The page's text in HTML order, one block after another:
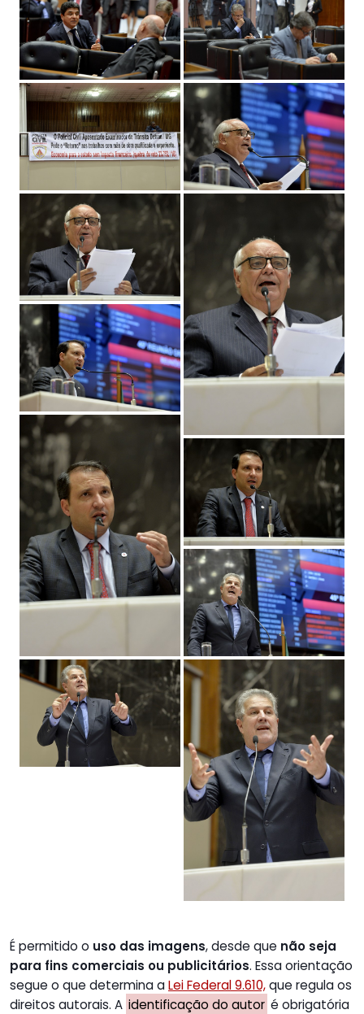
É permitido o uso das imagens, desde que não seja
para fins comerciais ou publicitários. Essa orientação
segue o que determina aLei Federal 9.610,que regula os
direitos autorais. A identificação do autor é obrigatória